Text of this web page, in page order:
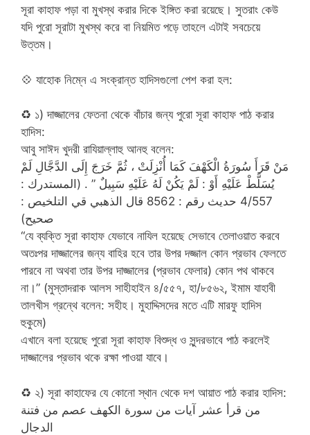
সূরা কাহাফ পড়া বা মুখস্থ করার দিকে ইঙ্গিত করা রয়েছে। সুতরাং কেউ
যদি পুরো সূরাটা মুখস্থ করে বা নিয়মিত পড়ে তাহলে এটাই সবচেয়ে
উত্তম।
💠 যাহোক নিম্নে এ সংক্রান্ত হাদিসগুলো পেশ করা হল:
♻ ১) দাজ্জালের ফেতনা থেকে বাঁচার জন্য পুরো সূরা কাহাফ পাঠ করার
হাদিস:
আবু সাঈদ খুদরী রাযিয়াল্লাহু আনহু বলেন:
مَنْ قَرَأَ سُورَةُ الْكَهْفَ كَمَا أُنْزِلَتْ ، ثُمَّ خَرَجَ إِلَى الدَّجَّالِ لَمْ
يُسَلَّطْ عَلَيْهِ أَوْ : لَمْ يَكُنْ لَهُ عَلَيْهِ سَبِيلٌ ” . (المستدرك :
4/557 حديث رقم : 8562 قال الذهبي قي التلخيص :
صحيح)
“যে ব্যক্তি সূরা কাহাফ যেভাবে নাযিল হয়েছে সেভাবে তেলাওয়াত করবে
অতঃপর দাজ্জালের জন্য বাহির হবে তার উপর দজ্জাল কোন প্রভাব ফেলতে
পারবে না অথবা তার উপর দাজ্জালের (প্রভাব ফেলার) কোন পথ থাকবে
না।” (মুস্তাদরাক আলস সাহীহাইন ৪/৫৫৭, হা/৮৫৬২, ইমাম যাহাবী
তালখীস গ্রন্থে বলেন: সহীহ। মুহাদ্দিসদের মতে এটি মারফু হাদিস
হুকুমে)
এখানে বলা হয়েছে পুরো সূরা কাহাফ বিশুদ্ধ ও সুন্দরভাবে পাঠ করলেই
দাজ্জালের প্রভাব থকে রক্ষা পাওয়া যাবে।
♻ ২) সূরা কাহাফের যে কোনো স্থান থেকে দশ আয়াত পাঠ করার হাদিস:
من قرأ عشر آيات من سورة الكهف عصم من فتنة
الدجال